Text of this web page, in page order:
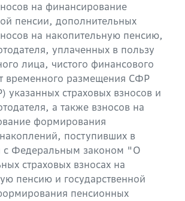
на финансирование
пенсии, дополнительных
на накопительную пенсию,
уплаченных в пользу
лица, чистого финансового
временного размещения СФР
указанных страховых взносов и
а также взносов на
формирования
поступивших в
с Федеральным законом "О
страховых взносах на
пенсию и государственной
пенсионных